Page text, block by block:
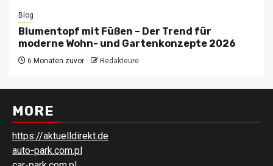
Blog
Blumentopf mit Füßen – Der Trend für
moderne Wohn- und Gartenkonzepte 2026
6 Monaten zuvor Redakteure
MORE
https://aktuelldirekt.de
auto-park.com.pl